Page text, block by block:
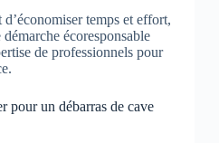
temps et effort,
écoresponsable
de professionnels pour
pour un débarras de cave